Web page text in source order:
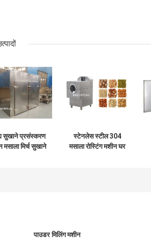
सुखाने प्रसंस्करण
मसाला मिर्च सुखाने
स्टेनलेस स्टील 304
मसाला रोस्टिंग मशीन घर
पाउडर मिलिंग मशीन